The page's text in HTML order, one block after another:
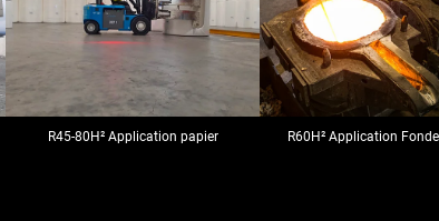
R45-80H² Application papier R60H² Application